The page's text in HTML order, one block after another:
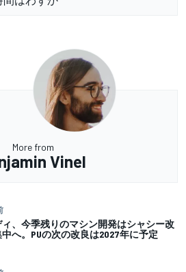
More from
Vinel
ィ、今季残りのマシン開発はシャシー改
へ。PUの次の改良は2027年に予定